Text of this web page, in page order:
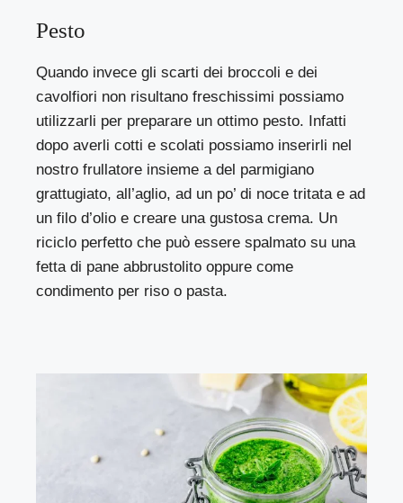
Pesto
Quando invece gli scarti dei broccoli e dei
cavolfiori non risultano freschissimi possiamo
utilizzarli per preparare un ottimo pesto. Infatti
dopo averli cotti e scolati possiamo inserirli nel
nostro frullatore insieme a del parmigiano
grattugiato, all’aglio, ad un po’ di noce tritata e ad
un filo d’olio e creare una gustosa crema. Un
riciclo perfetto che può essere spalmato su una
fetta di pane abbrustolito oppure come
condimento per riso o pasta.